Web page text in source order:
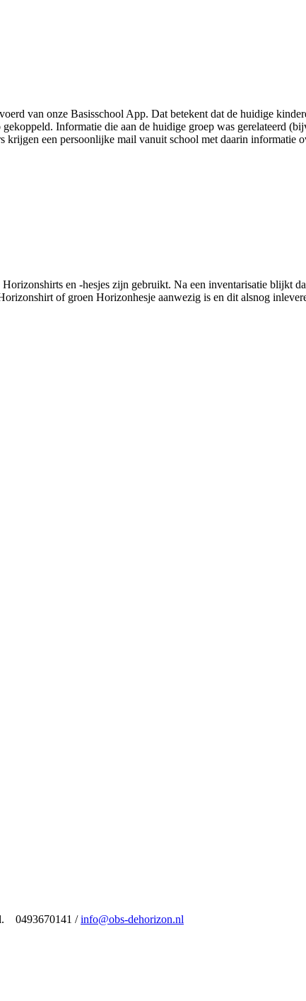
van onze Basisschool App. Dat betekent dat de huidige
Informatie die aan de huidige groep was gerelateerd
krijgen een persoonlijke mail vanuit school met daarin informatie
en -hesjes zijn gebruikt. Na een inventarisatie blijkt
of groen Horizonhesje aanwezig is en dit alsnog
0493670141 /info@obs-dehorizon.nl